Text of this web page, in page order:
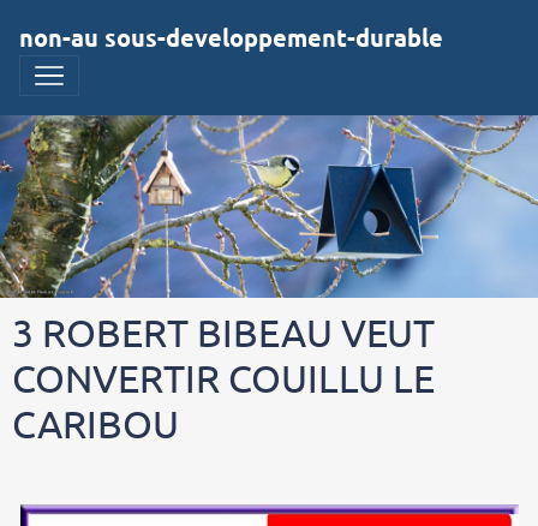
non-au sous-developpement-durable
3 ROBERT BIBEAU VEUT
CONVERTIR COUILLU LE
CARIBOU